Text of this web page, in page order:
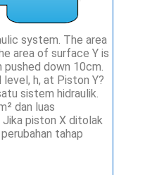
system. The area
area of surface Y is
pushed down 10cm.
h, at Piston Y?
sistem hidraulik.
dan luas
Jika piston X ditolak
tahap